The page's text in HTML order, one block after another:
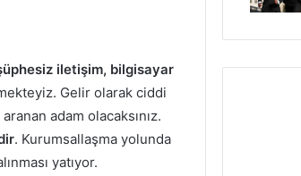
iletişim, bilgisayar
Gelir olarak ciddi
adam olacaksınız.
. Kurumsallaşma yolunda
yatıyor.